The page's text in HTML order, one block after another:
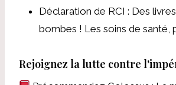
Déclaration de RCI : Des
bombes ! Les soins de santé,
Rejoignez la lutte contre